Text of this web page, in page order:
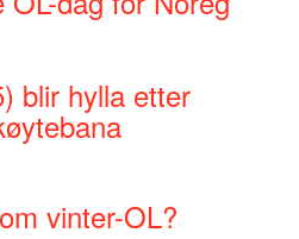
blir hylla etter
vinter-OL?